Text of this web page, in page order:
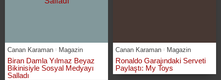
Canan Karaman Magazin
Biran Damla Yılmaz Beyaz
Bikinisiyle Sosyal Medyayı
Salladı
Canan Karaman Magazin
Ronaldo Garajındaki Serveti
Paylaştı: My Toys